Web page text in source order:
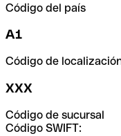
Código del país
A1
Código de
XXX
Código de sucursal
Código SWIFT: